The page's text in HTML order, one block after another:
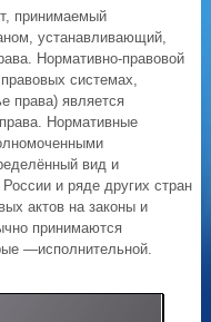
принимаемый
устанавливающий,
Нормативно-правовой
системах,
права) является
Нормативные
вид и
и ряде других стран
актов на законы и
принимаются
—исполнительной.